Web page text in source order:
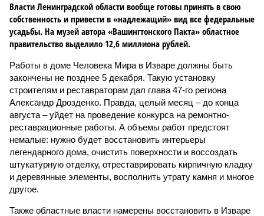
Власти Ленинградской области вообще готовы принять в свою
собственность и привести в «надлежащий» вид все федеральные
усадьбы. На музей автора «Вашингтонского Пакта» областное
правительство выделило 12,6 миллиона рублей.
Работы в доме Человека Мира в Изваре должны быть
закончены не позднее 5 декабря. Такую установку
строителям и реставраторам дал глава 47-го региона
Александр Дрозденко. Правда, целый месяц – до конца
августа – уйдет на проведение конкурса на ремонтно-
реставрационные работы. А объемы работ предстоят
немалые: нужно будет восстановить интерьеры
легендарного дома, очистить поверхности и воссоздать
штукатурную отделку, отреставрировать кирпичную кладку
и деревянные элементы, восполнить утрату камня и многое
другое.
Также областные власти намерены восстановить в Изваре